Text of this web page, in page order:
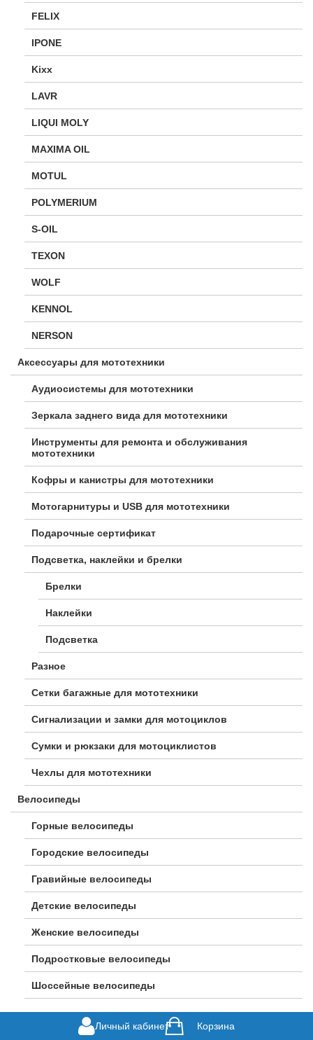
FELIX
IPONE
Kixx
LAVR
LIQUI MOLY
MAXIMA OIL
MOTUL
POLYMERIUM
S-OIL
TEXON
WOLF
KENNOL
NERSON
Аксессуары для мототехники
Аудиосистемы для мототехники
Зеркала заднего вида для мототехники
Инструменты для ремонта и обслуживания
мототехники
Кофры и канистры для мототехники
Мотогарнитуры и USB для мототехники
Подарочные сертификат
Подсветка, наклейки и брелки
Брелки
Наклейки
Подсветка
Разное
Сетки багажные для мототехники
Сигнализации и замки для мотоциклов
Сумки и рюкзаки для мотоциклистов
Чехлы для мототехники
Велосипеды
Горные велосипеды
Городские велосипеды
Гравийные велосипеды
Детские велосипеды
Женские велосипеды
Подростковые велосипеды
Шоссейные велосипеды
Личный кабинет Корзина